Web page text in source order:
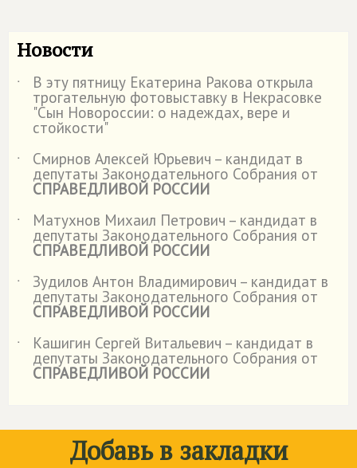
Новости
˙ В эту пятницу Екатерина Ракова открыла
трогательную фотовыставку в Некрасовке
"Сын Новороссии: о надеждах, вере и
стойкости"
˙
Смирнов Алексей Юрьевич – кандидат в
депутаты Законодательного Собрания от
СПРАВЕДЛИВОЙ РОССИИ
˙
Матухнов Михаил Петрович – кандидат в
депутаты Законодательного Собрания от
СПРАВЕДЛИВОЙ РОССИИ
˙
Зудилов Антон Владимирович – кандидат в
депутаты Законодательного Собрания от
СПРАВЕДЛИВОЙ РОССИИ
˙
Кашигин Сергей Витальевич – кандидат в
депутаты Законодательного Собрания от
СПРАВЕДЛИВОЙ РОССИИ
Добавь в закладки